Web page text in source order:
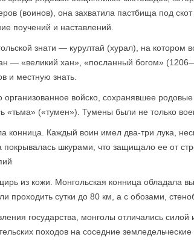
(воинов), она захватила пастбища под
поучений и наставлений.
знати — курултай (хурал), на
— «великий хан», «посланный богом»
и местную знать.
войско, сохранявшее родовые
«тьма» («тумен»). Тумены были не только
конница. Каждый воин имел два-три лука,
шкурами, что защищало ее от
из кожи. Монгольская конница обладала
проходить сутки до 80 км, а с обозами,
государства, монголы отличались
походов на соседние